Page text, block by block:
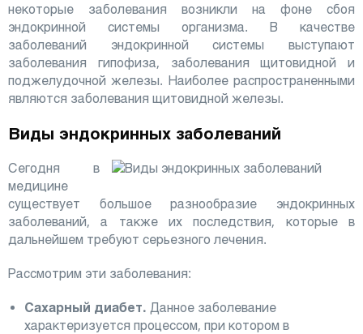
некоторые заболевания возникли на фоне сбоя
эндокринной системы организма. В качестве
заболеваний эндокринной системы выступают
заболевания гипофиза, заболевания щитовидной и
поджелудочной железы. Наиболее распространенными
являются заболевания щитовидной железы.
Виды эндокринных заболеваний
Сегодня в
медицине
существует большое разнообразие эндокринных
заболеваний, а также их последствия, которые в
дальнейшем требуют серьезного лечения.
Рассмотрим эти заболевания:
Сахарный диабет. Данное заболевание
характеризуется процессом, при котором в